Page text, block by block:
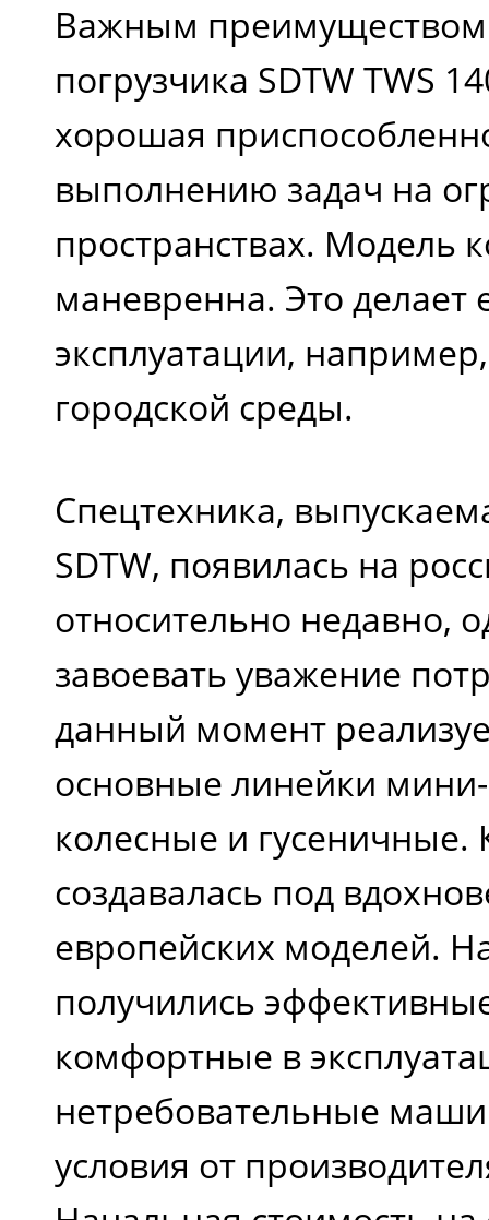
Важным
погрузчика SDTW TWS
хорошая
выполнению задач на
пространствах. Модель
маневренна. Это делает
эксплуатации,
городской среды.
Спецтехника,
SDTW, появилась на
относительно недавно,
завоевать уважение
данный момент
основные линейки
колесные и гусеничные.
создавалась под
европейских моделей.
получились
комфортные в
нетребовательные
условия от